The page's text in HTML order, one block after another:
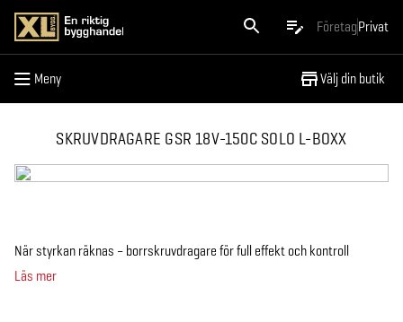
FöretagPrivat
Meny Välj din butik
Meny
SKRUVDRAGARE GSR 18V-150C SOLO L-BOXX
När styrkan räknas – borrskruvdragare för full effekt och kontroll
Läs mer